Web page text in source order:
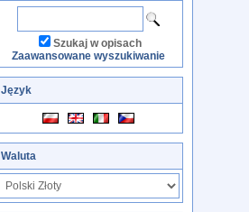
Szukaj w opisach
Zaawansowane wyszukiwanie
Język
Waluta